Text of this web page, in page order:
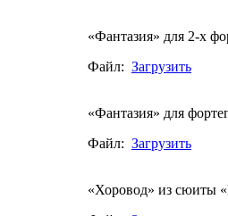
«Фантазия» для 2-х
Файл: Загрузить
«Фантазия» для
Файл: Загрузить
«Хоровод» из сюиты